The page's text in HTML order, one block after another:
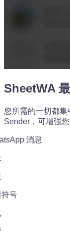
SheetWA
您所需的一切都集
Sender，可增强
消息